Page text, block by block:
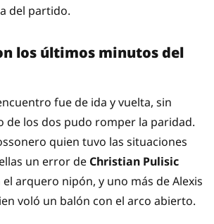
del partido.
los últimos minutos del
fue de ida y vuelta, sin
de los dos pudo romper la paridad.
quien tuvo las situaciones
un error de Christian Pulisic
arquero nipón, y uno más de Alexis
voló un balón con el arco abierto.